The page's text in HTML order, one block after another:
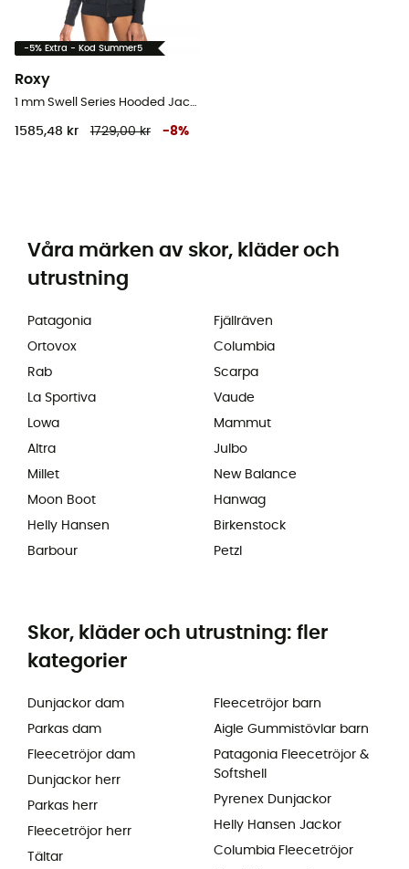
-5% Extra - Kod Summer5
Roxy
1585,48 kr 1729,00 kr -8%
Våra märken av skor, kläder och
utrustning
Patagonia
Ortovox
Rab
La Sportiva
Lowa
Altra
Millet
Moon Boot
Helly Hansen
Barbour
Fjällräven
Columbia
Scarpa
Vaude
Mammut
Julbo
New Balance
Hanwag
Birkenstock
Petzl
Skor, kläder och utrustning: fler
kategorier
Dunjackor dam
Parkas dam
Fleecetröjor dam
Dunjackor herr
Parkas herr
Fleecetröjor herr
Tältar
Fleecetröjor barn
Aigle Gummistövlar barn
Patagonia Fleecetröjor &
Softshell
Pyrenex Dunjackor
Helly Hansen Jackor
Columbia Fleecetröjor